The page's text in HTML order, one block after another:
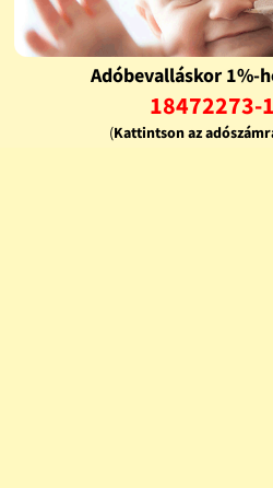
Adóbevalláskor 1%-
18472273-
(Kattintson az